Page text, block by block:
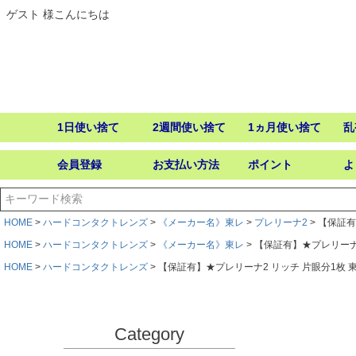
ゲスト 様こんにちは
1日使い捨て 2週間使い捨て 1ヵ月使い捨て
会員登録 お支払い方法 ポイント
HOME ハードコンタクトレンズ 《メーカー名》東レ プレリーナ2
【保証
HOME
ハードコンタクトレンズ 《メーカー名》東レ
【保証有】★プレリー
HOME
ハードコンタクトレンズ 【保証有】★プレリーナ2 リッチ 片眼分1枚
Category